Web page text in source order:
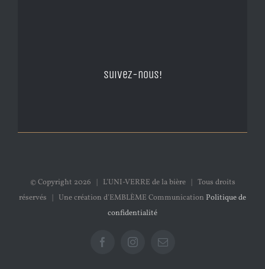
Suivez-nous!
© Copyright 2026 | L'UNI-VERRE de la bière | Tous droits
réservés | Une création d'EMBLÈME Communication Politique de
confidentialité
FacebookInstagramEmail